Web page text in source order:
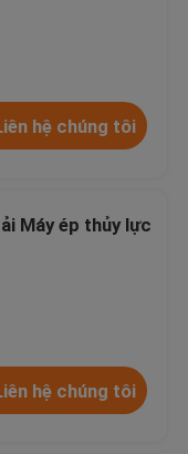
hệ chúng tôi
Máy ép thủy lực
hệ chúng tôi